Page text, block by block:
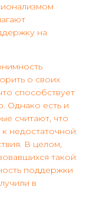
на
о своих
способствует
Однако есть и
считают, что
недостаточной
В целом,
такой
поддержки
в